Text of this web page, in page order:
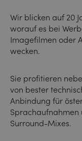
Wir blicken auf 20
worauf es bei
Imagefilmen oder
wecken.
Sie profitieren
von bester
Anbindung für
Sprachaufnahmen
Surround-Mixes.